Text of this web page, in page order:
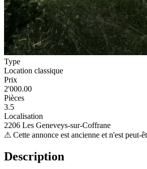
Type
Location classique
Prix
2'000.00
Pièces
3.5
Localisation
2206 Les Geneveys-sur-Coffrane
⚠ Cette annonce est ancienne et n'est peut-
Description